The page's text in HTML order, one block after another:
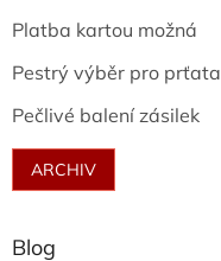
Platba kartou možná
Pestrý výběr pro prťata
Pečlivé balení zásilek
ARCHIV
Blog